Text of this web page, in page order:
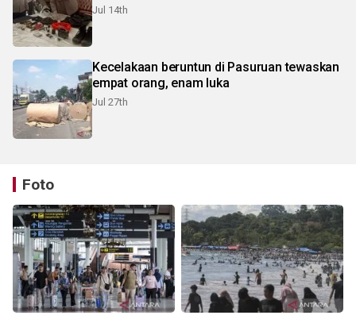
Jul 14th
Kecelakaan beruntun di Pasuruan tewaskan
empat orang, enam luka
Jul 27th
Foto